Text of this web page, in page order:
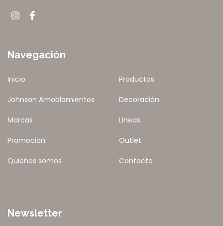
Navegación
Inicio Productos
Johnson Amoblamientos Decoración
Marcas Lineas
Promocion Outlet
Quienes somos Contacto
Newsletter